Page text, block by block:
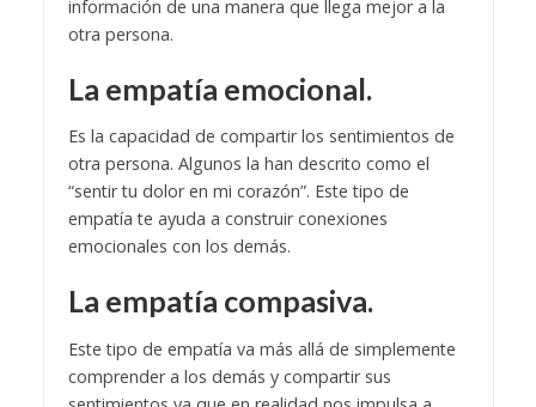
información de una manera que llega mejor a la
otra persona.
La empatía emocional.
Es la capacidad de compartir los sentimientos de
otra persona. Algunos la han descrito como el
“sentir tu dolor en mi corazón”. Este tipo de
empatía te ayuda a construir conexiones
emocionales con los demás.
La empatía compasiva.
Este tipo de empatía va más allá de simplemente
comprender a los demás y compartir sus